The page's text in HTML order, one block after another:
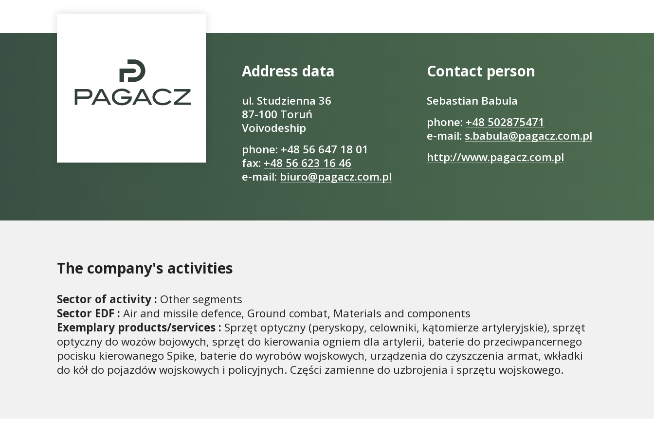
Address data
ul. Studzienna 36
87-100 Toruń
Voivodeship
phone: +48 56 647 18 01
fax: +48 56 623 16 46
e-mail: biuro@pagacz.com.pl
Contact person
Sebastian Babula
phone: +48 502875471
e-mail: s.babula@pagacz.com.pl
http://www.pagacz.com.pl
The company's activities
Sector of activity : Other segments
Sector EDF : Air and missile defence, Ground combat, Materials and components
Exemplary products/services : Sprzęt optyczny (peryskopy, celowniki, kątomierze artyleryjskie), sprzęt
optyczny do wozów bojowych, sprzęt do kierowania ogniem dla artylerii, baterie do przeciwpancernego
pocisku kierowanego Spike, baterie do wyrobów wojskowych, urządzenia do czyszczenia armat, wkładki
do kół do pojazdów wojskowych i policyjnych. Części zamienne do uzbrojenia i sprzętu wojskowego.